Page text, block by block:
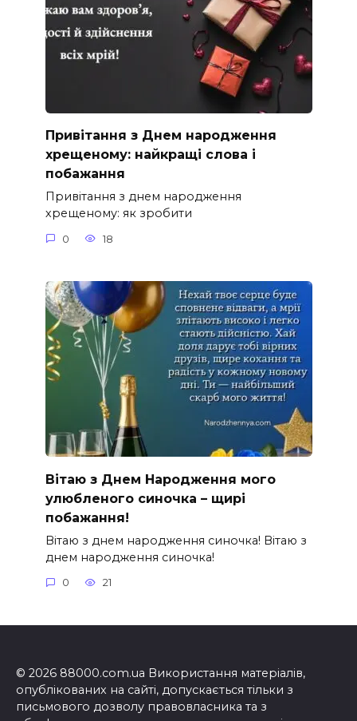
Привітання з Днем народження
хрещеному: найкращі слова і
побажання
Привітання з днем народження
хрещеному: як зробити
0 18
Вітаю з Днем Народження мого
улюбленого синочка – щирі
побажання!
Вітаю з днем народження синочка! Вітаю з
днем народження синочка!
0 21
© 2026 88000.com.ua Використання матеріалів,
опублікованих на сайті, допускається тільки з
письмового дозволу правовласника та з